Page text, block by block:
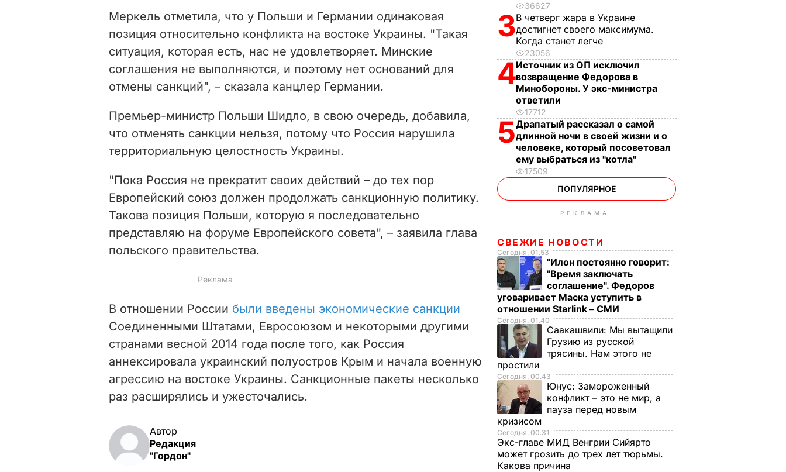
i
d
e
o
Меркель отметила, что у Польши и Германии одинаковая
позиция относительно конфликта на востоке Украины. "Такая
ситуация, которая есть, нас не удовлетворяет. Минские
соглашения не выполняются, и поэтому нет оснований для
отмены санкций", – сказала канцлер Германии.
Премьер-министр Польши Шидло, в свою очередь, добавила,
что отменять санкции нельзя, потому что Россия нарушила
территориальную целостность Украины.
"Пока Россия не прекратит своих действий – до тех пор
Европейский союз должен продолжать санкционную политику.
Такова позиция Польши, которую я последовательно
представляю на форуме Европейского совета", – заявила глава
польского правительства.
В отношении России были введены экономические санкции
Соединенными Штатами, Евросоюзом и некоторыми другими
странами весной 2014 года после того, как Россия
аннексировала украинский полуостров Крым и начала военную
агрессию на востоке Украины. Санкционные пакеты несколько
раз расширялись и ужесточались.
Автор
Редакция
"Гордон"
36627
3В четверг жара в Украине
достигнет своего максимума.
Когда станет легче
23056
4Источник из ОП исключил
возвращение Федорова в
Минобороны. У экс-министра
ответили
17712
5Драпатый рассказал о самой
длинной ночи в своей жизни и о
человеке, который посоветовал
ему выбраться из "котла"
17509
ПОПУЛЯРНОЕ
РЕКЛАМА
СВЕЖИЕ НОВОСТИ
Сегодня, 01.53
"Илон постоянно говорит:
"Время заключать
соглашение". Федоров
уговаривает Маска уступить в
отношении Starlink – СМИ
Сегодня, 01.40
Саакашвили: Мы вытащили
Грузию из русской
трясины. Нам этого не
простили
Сегодня, 00.43
Юнус: Замороженный
конфликт – это не мир, а
пауза перед новым
кризисом
Сегодня, 00.31
Экс-главе МИД Венгрии Сийярто
может грозить до трех лет тюрьмы.
Какова причина